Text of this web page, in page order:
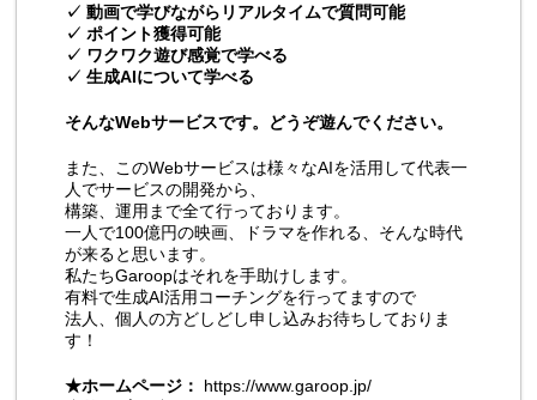
✓動画で学びながらリアルタイムで質問可能
✓ポイント獲得可能
✓ ワクワク遊び感覚で学べる
✓生成AIについて学べる
そんなWebサービスです。どうぞ遊んでください。
また、このWebサービスは様々なAIを活用して代表一
人でサービスの開発から、
構築、運用まで全て行っております。
一人で100億円の映画、ドラマを作れる、そんな時代
が来ると思います。
私たちGaroopはそれを手助けします。
有料で生成AI活用コーチングを行ってますので
法人、個人の方どしどし申し込みお待ちしておりま
す！
★ホームページ：
https://www.garoop.jp/